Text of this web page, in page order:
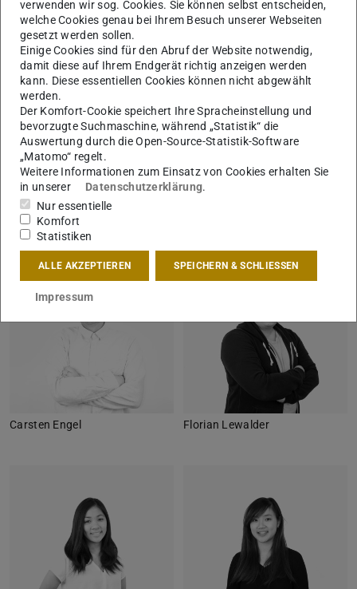
Goldbeck
Casea – Im Auftrag der Zukunft
S. Toeche-Mittler Verlag
Schneider + schumacher architekten
Kontakt
Email: info@sichten.tu-…
Team
Carsten Engel Florian Lewalder
verwenden wir sog. Cookies. Sie können selbst entscheiden,
welche Cookies genau bei Ihrem Besuch unserer Webseiten
gesetzt werden sollen.
Einige Cookies sind für den Abruf der Website notwendig,
damit diese auf Ihrem Endgerät richtig anzeigen werden
kann. Diese essentiellen Cookies können nicht abgewählt
werden.
Der Komfort-Cookie speichert Ihre Spracheinstellung und
bevorzugte Suchmaschine, während „Statistik“ die
Auswertung durch die Open-Source-Statistik-Software
„Matomo“ regelt.
Weitere Informationen zum Einsatz von Cookies erhalten Sie
in unserer
Datenschutzerklärung.
Nur essentielle
Komfort
Statistiken
ALLE AKZEPTIEREN SPEICHERN & SCHLIESSEN
Impressum